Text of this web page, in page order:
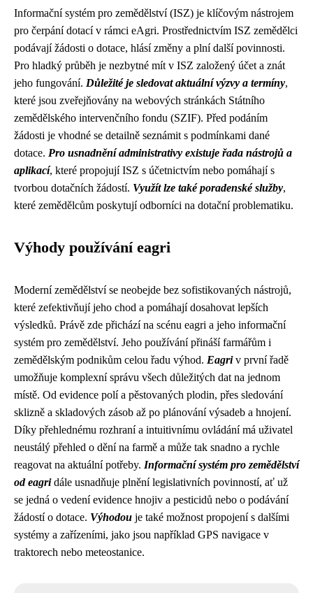
Informační systém pro zemědělství (ISZ) je klíčovým nástrojem
pro čerpání dotací v rámci eAgri. Prostřednictvím ISZ zemědělci
podávají žádosti o dotace, hlásí změny a plní další povinnosti.
Pro hladký průběh je nezbytné mít v ISZ založený účet a znát
jeho fungování. Důležité je sledovat aktuální výzvy a termíny,
které jsou zveřejňovány na webových stránkách Státního
zemědělského intervenčního fondu (SZIF). Před podáním
žádosti je vhodné se detailně seznámit s podmínkami dané
dotace. Pro usnadnění administrativy existuje řada nástrojů a
aplikací, které propojují ISZ s účetnictvím nebo pomáhají s
tvorbou dotačních žádostí. Využít lze také poradenské služby,
které zemědělcům poskytují odborníci na dotační problematiku.
Výhody používání eagri
Moderní zemědělství se neobejde bez sofistikovaných nástrojů,
které zefektivňují jeho chod a pomáhají dosahovat lepších
výsledků. Právě zde přichází na scénu eagri a jeho informační
systém pro zemědělství. Jeho používání přináší farmářům i
zemědělským podnikům celou řadu výhod. Eagriv první řadě
umožňuje komplexní správu všech důležitých dat na jednom
místě. Od evidence polí a pěstovaných plodin, přes sledování
sklizně a skladových zásob až po plánování výsadeb a hnojení.
Díky přehlednému rozhraní a intuitivnímu ovládání má uživatel
neustálý přehled o dění na farmě a může tak snadno a rychle
reagovat na aktuální potřeby. Informační systém pro zemědělství
od eagridále usnadňuje plnění legislativních povinností, ať už
se jedná o vedení evidence hnojiv a pesticidů nebo o podávání
žádostí o dotace. Výhodou je také možnost propojení s dalšími
systémy a zařízeními, jako jsou například GPS navigace v
traktorech nebo meteostanice.